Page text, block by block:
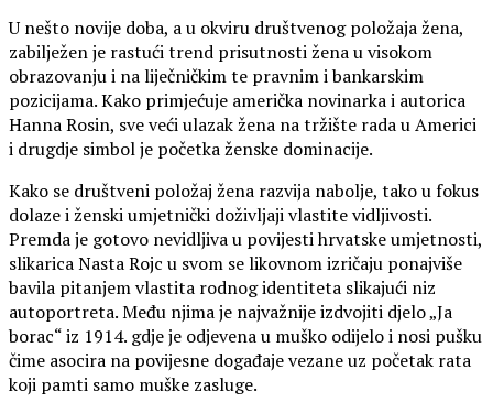
U nešto novije doba, a u okviru društvenog položaja žena,
zabilježen je rastući trend prisutnosti žena u visokom
obrazovanju i na liječničkim te pravnim i bankarskim
pozicijama. Kako primjećuje američka novinarka i autorica
Hanna Rosin, sve veći ulazak žena na tržište rada u Americi
i drugdje simbol je početka ženske dominacije.
Kako se društveni položaj žena razvija nabolje, tako u fokus
dolaze i ženski umjetnički doživljaji vlastite vidljivosti.
Premda je gotovo nevidljiva u povijesti hrvatske umjetnosti,
slikarica Nasta Rojc u svom se likovnom izričaju ponajviše
bavila pitanjem vlastita rodnog identiteta slikajući niz
autoportreta. Među njima je najvažnije izdvojiti djelo „Ja
borac“ iz 1914. gdje je odjevena u muško odijelo i nosi pušku
čime asocira na povijesne događaje vezane uz početak rata
koji pamti samo muške zasluge.